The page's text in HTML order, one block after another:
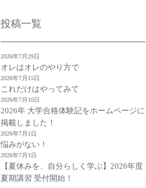
投稿一覧
オレはオレのやり方で
2026年7月29日
これだけはやってみて
2026年7月15日
2026年 大学合格体験記をホームページに
掲載しました！
2026年7月10日
悩みがない！
2026年7月1日
【夏休みを、自分らしく学ぶ】2026年度
夏期講習 受付開始！
2026年7月1日